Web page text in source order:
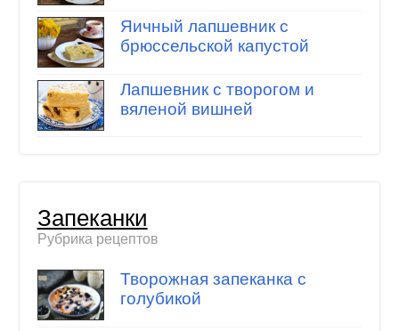
Яичный лапшевник с
брюссельской капустой
Лапшевник с творогом и
вяленой вишней
Запеканки
Рубрика рецептов
Творожная запеканка с
голубикой